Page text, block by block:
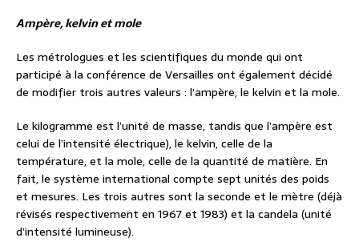
Ampère, kelvin et mole
Les métrologues et les scientifiques du monde qui ont
participé à la conférence de Versailles ont également décidé
de modifier trois autres valeurs : l’ampère, le kelvin et la mole.
Le kilogramme est l’unité de masse, tandis que l’ampère est
celui de l’intensité électrique), le kelvin, celle de la
température, et la mole, celle de la quantité de matière. En
fait, le système international compte sept unités des poids
et mesures. Les trois autres sont la seconde et le mètre (déjà
révisés respectivement en 1967 et 1983) et la candela (unité
d’intensité lumineuse).